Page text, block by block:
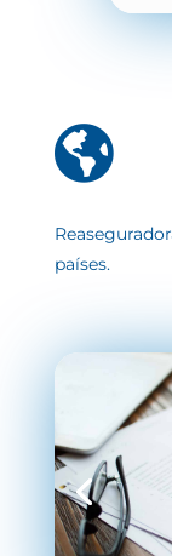

países.